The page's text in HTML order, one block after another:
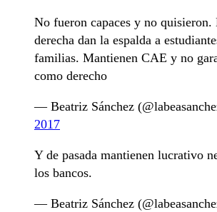
No fueron capaces y no
derecha dan la espalda a
familias. Mantienen CAE y no
como derecho
— Beatriz Sánchez
2017
Y de pasada mantienen lucrativo
los bancos.
— Beatriz Sánchez